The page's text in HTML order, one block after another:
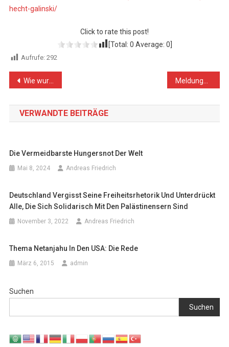
hecht-galinski/
Click to rate this post!
[Total: 0 Average: 0
Aufrufe: 292
Beitragsnavigation
Wie wurde Rache zu einem militärischen Ziel? Meldungen zu Verboten von Veranstaltungen zu Israel/Palästina seitens Kirchenleitungen: Zurück zu archaischen Denkstrukturen?
VERWANDTE BEITRÄGE
Die Vermeidbarste Hungersnot Der Welt
Mai 8, 2024 Andreas Friedrich
Deutschland Vergisst Seine Freiheitsrhetorik Und Unterdrückt
Alle, Die Sich Solidarisch Mit Den Palästinensern Sind
November 3, 2022 Andreas Friedrich
Thema Netanjahu In Den USA: Die Rede
März 6, 2015 admin
Suchen
Suchen